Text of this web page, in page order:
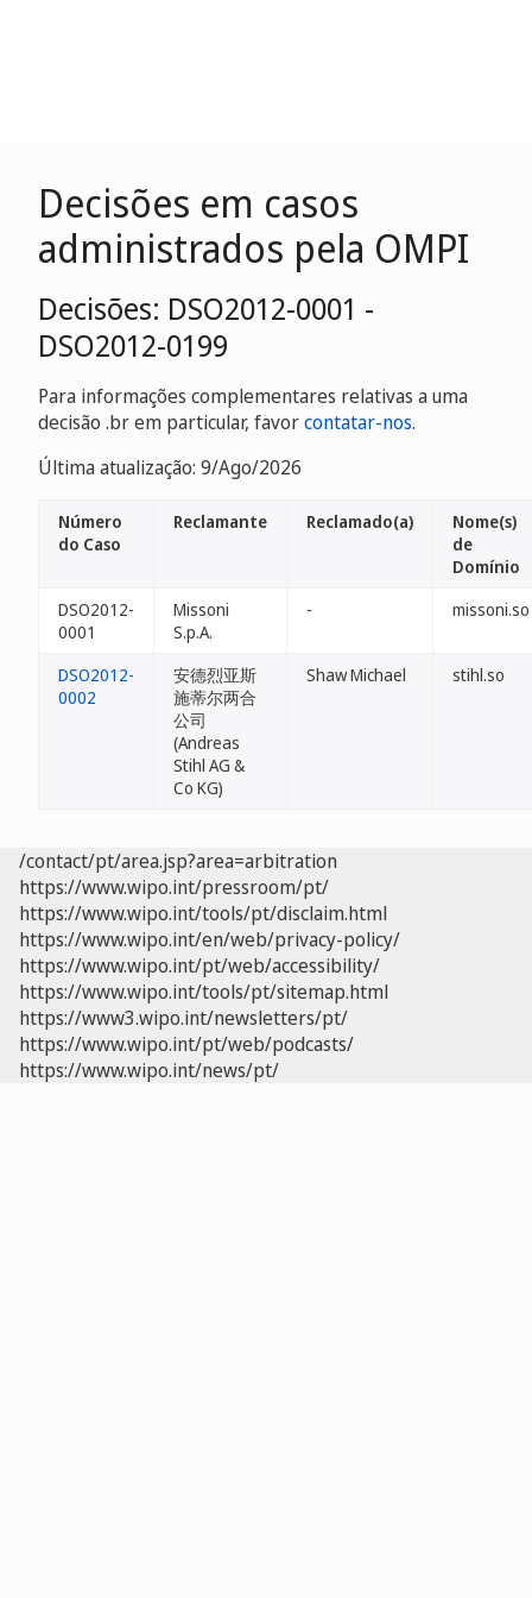
Decisões em casos
administrados pela OMPI
Decisões: DSO2012-0001 -
DSO2012-0199
Para informações complementares relativas a uma
decisão .br em particular, favorcontatar-nos.
Última atualização: 9/Ago/2026
Número
do Caso
Reclamante Reclamado(a)
Nome(s)
de
Domínio
DSO2012-
0001
Missoni
S.p.A.
- missoni.so
DSO2012-
0002
安德烈亚斯
施蒂尔两合
公司
(Andreas
Stihl AG &
Co KG)
Shaw Michael stihl.so
/contact/pt/area.jsp?area=arbitration
https://www.wipo.int/pressroom/pt/
https://www.wipo.int/tools/pt/disclaim.html
https://www.wipo.int/en/web/privacy-policy/
https://www.wipo.int/pt/web/accessibility/
https://www.wipo.int/tools/pt/sitemap.html
https://www3.wipo.int/newsletters/pt/
https://www.wipo.int/pt/web/podcasts/
https://www.wipo.int/news/pt/